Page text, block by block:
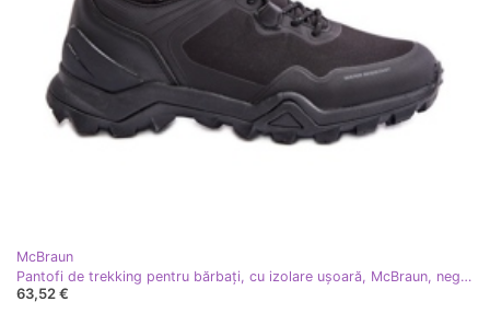
McBraun
Pantofi de trekking pentru bărbați, cu izolare ușoară, McBraun, negri negru
63,52 €